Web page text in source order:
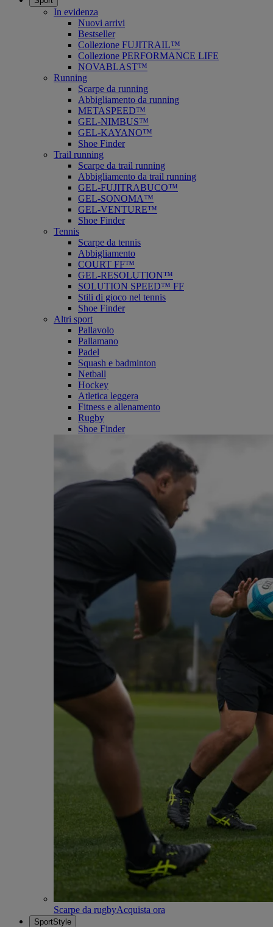
In evidenza
Nuovi arrivi
Bestseller
Collezione FUJITRAIL™
Collezione PERFORMANCE LIFE
NOVABLAST™
Running
Scarpe da running
Abbigliamento da running
METASPEED™
GEL-NIMBUS™
GEL-KAYANO™
Shoe Finder
Trail running
Scarpe da trail running
Abbigliamento da trail running
GEL-FUJITRABUCO™
GEL-SONOMA™
GEL-VENTURE™
Shoe Finder
Tennis
Scarpe da tennis
Abbigliamento
COURT FF™
GEL-RESOLUTION™
SOLUTION SPEED™ FF
Stili di gioco nel tennis
Shoe Finder
Altri sport
Pallavolo
Pallamano
Padel
Squash e badminton
Netball
Hockey
Atletica leggera
Fitness e allenamento
Rugby
Shoe Finder
Scarpe da rugbyAcquista ora
SportStyle